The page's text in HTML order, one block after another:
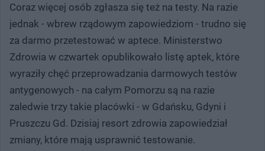
Coraz więcej osób zgłasza się też na testy. Na razie
jednak - wbrew rządowym zapowiedziom - trudno się
za darmo przetestować w aptece. Ministerstwo
Zdrowia w czwartek opublikowało listę aptek, które
wyraziły chęć przeprowadzania darmowych testów
antygenowych - na całym Pomorzu są na razie
zaledwie trzy takie placówki - w Gdańsku, Gdyni i
Pruszczu Gd. Dzisiaj resort zdrowia zapowiedział
zmiany, które mają usprawnić testowanie.